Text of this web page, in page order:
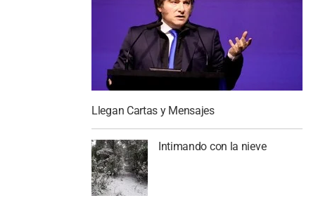
Llegan Cartas y Mensajes
Intimando con la nieve